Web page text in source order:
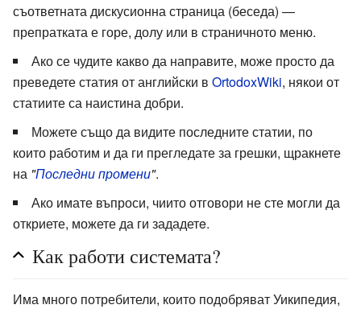
съответната дискусионна страница (беседа) —
препратката е горе, долу или в страничното меню.
Ако се чудите какво да направите, може просто да
преведете статия от английски в OrtodoxWiki, някои от
статиите са наистина добри.
Можете също да видите последните статии, по
които работим и да ги прегледате за грешки, щракнете
на "Последни промени".
Ако имате въпроси, чиито отговори не сте могли да
откриете, можете да ги зададетe.
Как работи системата?
Има много потребители, които подобряват Уикипедия,